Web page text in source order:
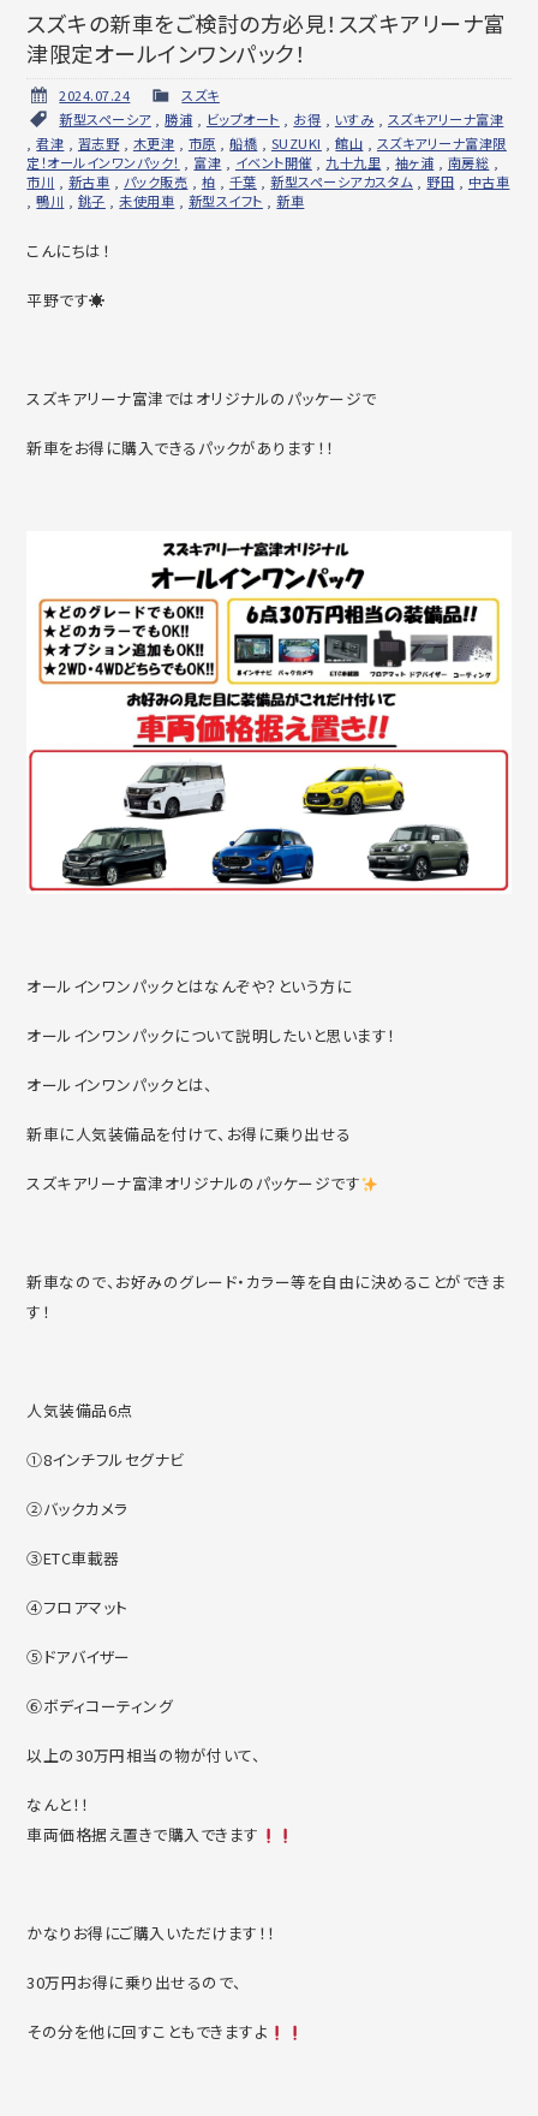
スズキの新車をご検討の方必見！スズキアリーナ富
津限定オールインワンパック！
2024.07.24
スズキ
新型スペーシア,勝浦 , ビップオート , お得 , いすみ , スズキアリーナ富津
,君津 , 習志野 , 木更津 , 市原 ,船橋 , SUZUKI ,館山 , スズキアリーナ富津限
定！オールインワンパック！ , 富津 , イベント開催 , 九十九里 , 袖ヶ浦 , 南房総 ,
市川 , 新古車 , パック販売 , 柏 , 千葉 ,新型スペーシアカスタム, 野田 , 中古車
,鴨川 , 銚子 ,未使用車 , 新型スイフト ,新車
こんにちは！
平野です☀
スズキアリーナ富津ではオリジナルのパッケージで
新車をお得に購入できるパックがあります！！
オールインワンパックとはなんぞや？という方に
オールインワンパックについて説明したいと思います！
オールインワンパックとは、
新車に人気装備品を付けて、お得に乗り出せる
スズキアリーナ富津オリジナルのパッケージです
新車なので、お好みのグレード・カラー等を自由に決めることができま
す！
人気装備品6点
①8インチフルセグナビ
②バックカメラ
③ETC車載器
④フロアマット
⑤ドアバイザー
⑥ボディコーティング
以上の30万円相当の物が付いて、
なんと！！
車両価格据え置きで購入できます
かなりお得にご購入いただけます！！
30万円お得に乗り出せるので、
その分を他に回すこともできますよ